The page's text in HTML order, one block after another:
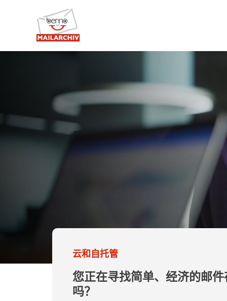
云和自托管
您正在寻找简单、经济的邮
吗？